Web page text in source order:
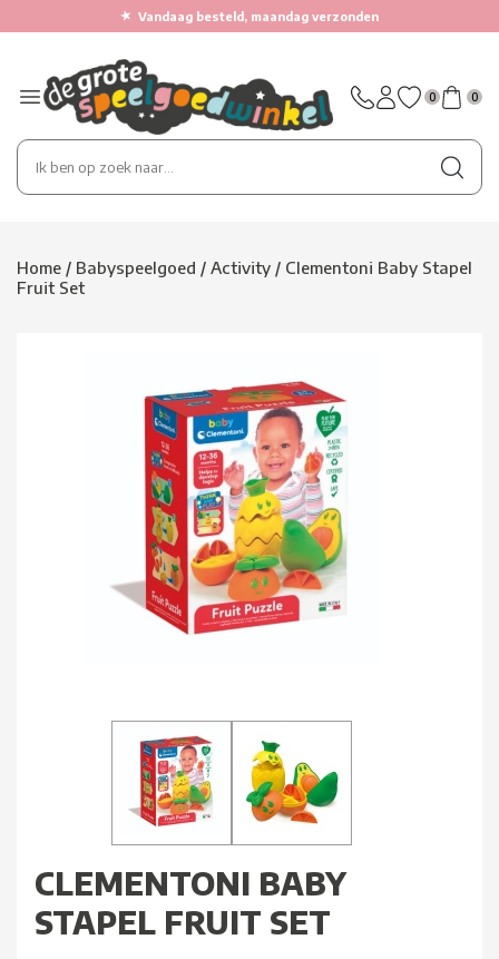
★ Vandaag besteld, maandag verzonden
0 0
Home / Babyspeelgoed / Activity / Clementoni Baby Stapel
Fruit Set
CLEMENTONI BABY
STAPEL FRUIT SET